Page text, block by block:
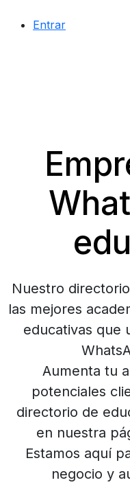
Entrar
Nuestro
las mejores
educativas que
Aumenta tu
potenciales
directorio de
en nuestra
Estamos aquí
negocio y